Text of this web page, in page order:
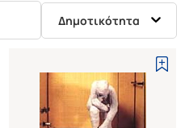
Δημοτικότητα